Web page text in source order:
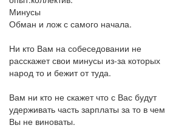
Минусы
Обман и лож с самого начала.
Ни кто Вам на собеседовании не
расскажет свои минусы из-за которых
народ то и бежит от туда.
Вам ни кто не скажет что с Вас будут
удерживать часть зарплаты за то в чем
Вы не виноваты.